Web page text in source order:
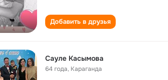
Добавить в друзья
Сауле Касымова
64 года, Караганда